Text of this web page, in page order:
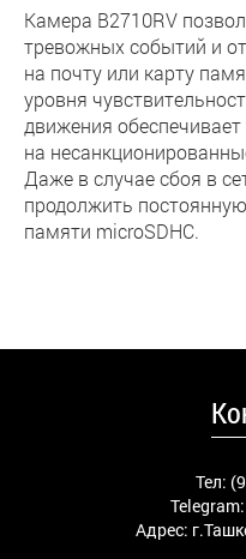
Камера B2710RV
тревожных событий и
на почту или карту
уровня
движения
на
Даже в случае сбоя в
продолжить
памяти microSDHC.
Тел:
Telegram:
Адрес: